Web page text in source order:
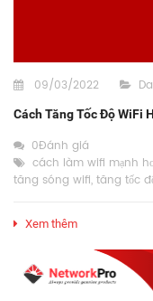
09/03/2022
Cách Tăng Tốc Độ WiFi
0Đánh giá
cách làm wifi mạnh
tăng sóng wifi, tăng tốc
Xem thêm